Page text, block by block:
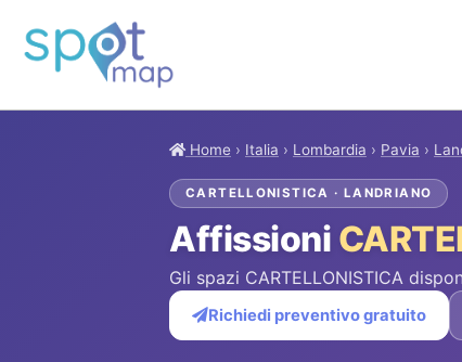
Home › Italia › Lombardia › Pavia ›
CARTELLONISTICA · LANDRIANO
Affissioni
Gli spazi CARTELLONISTICA
Richiedi preventivo gratuito